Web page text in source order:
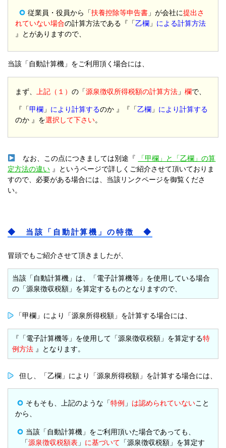
従業員・役員から「扶養控除等申告書 」が会社に提出さ
れていない場合の計算方法である『「乙欄 」 による計算方法
』とがありますので、
当該「自動計算機」をご利用頂く場合には、
まず、 上記（１）の「源泉徴収所得税額の計算方法 」欄で、
『「甲欄 」 により計算するのか 』『「乙欄 」 により計算する
のか 』を選択して下さい。
なお、この点につきましては別途『
「甲欄」と「乙欄」の算
定方法の違い 』というページで詳しくご紹介させて頂いておりま
すので、必要がある場合には、当該リンクページを御覧くださ
い。
◆ 当該「自動計算機」の特徴 ◆
冒頭でもご紹介させて頂きましたが、
当該「自動計算機」は、「電子計算機等」を使用している場合
の「源泉徴収税額」を算定するものとなりますので、
「甲欄」により「源泉所得税額」を計算する場合には、
『「電子計算機等」を使用して「源泉徴収税額」を算定する特
例方法 』となります。
但し、「乙欄」により「源泉所得税額」を計算する場合には、
そもそも、上記のような「特例 」 は認められていないこと
から、
当該「自動計算機」をご利用頂いた場合であっても、
「源泉徴収税額表 」 に基づいて 「源泉徴収税額」を算定す